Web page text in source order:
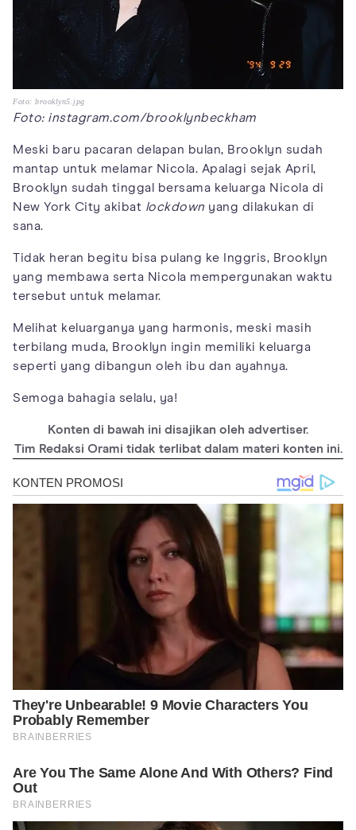
Foto: brooklyn5.jpg
Foto: instagram.com/brooklynbeckham
Meski baru pacaran delapan bulan, Brooklyn sudah
mantap untuk melamar Nicola. Apalagi sejak April,
Brooklyn sudah tinggal bersama keluarga Nicola di
New York City akibat lockdown yang dilakukan di
sana.
Tidak heran begitu bisa pulang ke Inggris, Brooklyn
yang membawa serta Nicola mempergunakan waktu
tersebut untuk melamar.
Melihat keluarganya yang harmonis, meski masih
terbilang muda, Brooklyn ingin memiliki keluarga
seperti yang dibangun oleh ibu dan ayahnya.
Semoga bahagia selalu, ya!
Konten di bawah ini disajikan oleh advertiser.
Tim Redaksi Orami tidak terlibat dalam materi konten ini.